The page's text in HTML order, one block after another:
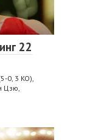
22
0, 3 KO),
Цзю,